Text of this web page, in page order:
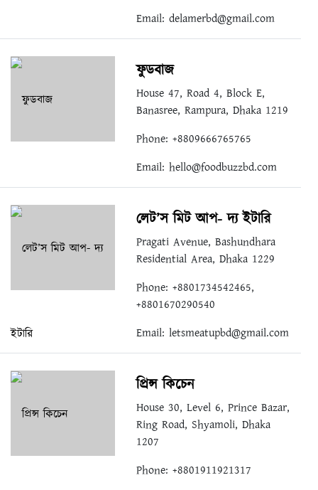
Email: delamerbd@gmail.com
ফুডবাজ
House 47, Road 4, Block E,
Banasree, Rampura, Dhaka 1219
Phone: +8809666765765
Email: hello@foodbuzzbd.com
লেট’স মিট আপ- দ্য ইটারি
Pragati Avenue, Bashundhara
Residential Area, Dhaka 1229
Phone: +8801734542465,
+8801670290540
Email: letsmeatupbd@gmail.com
প্রিন্স কিচেন
House 30, Level 6, Prince Bazar,
Ring Road, Shyamoli, Dhaka
1207
Phone: +8801911921317